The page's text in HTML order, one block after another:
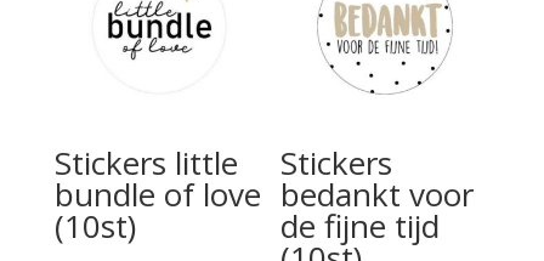
Stickers little
bundle of love
(10st)
Stickers
bedankt voor
de fijne tijd